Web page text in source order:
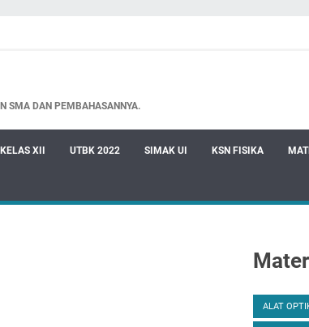
SMA DAN PEMBAHASANNYA.
XII UTBK 2022 SIMAK UI KSN FISIKA
ALAT